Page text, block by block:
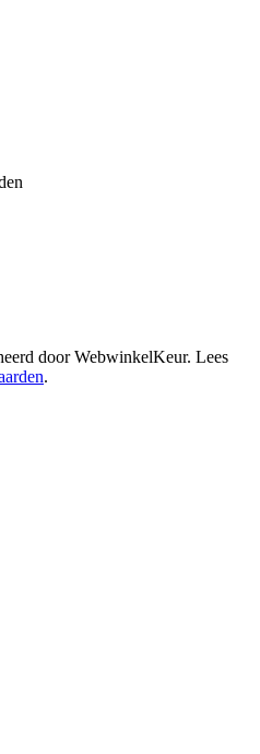
doorWebwinkelKeur. Lees
.